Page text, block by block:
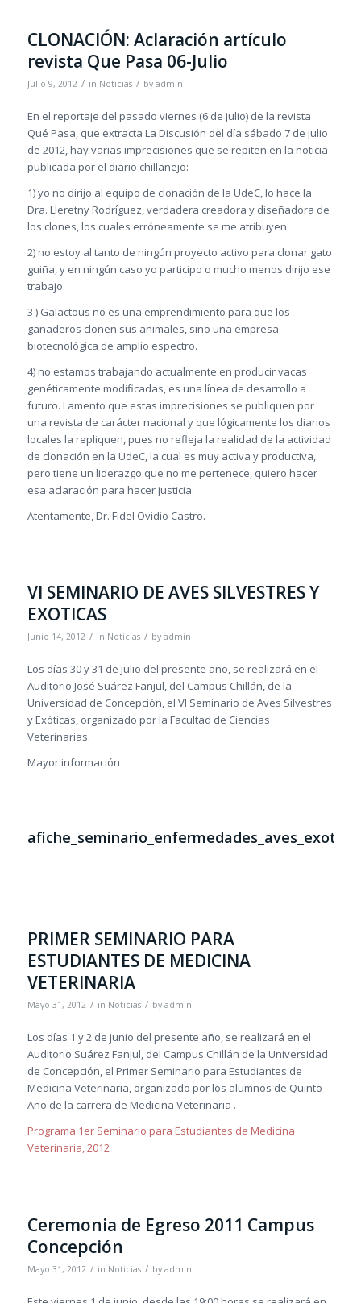
CLONACIÓN: Aclaración artículo
revista Que Pasa 06-Julio
Julio 9, 2012 / in Noticias / by admin
En el reportaje del pasado viernes (6 de julio) de la revista
Qué Pasa, que extracta La Discusión del día sábado 7 de julio
de 2012, hay varias imprecisiones que se repiten en la noticia
publicada por el diario chillanejo:
1) yo no dirijo al equipo de clonación de la UdeC, lo hace la
Dra. Lleretny Rodríguez, verdadera creadora y diseñadora de
los clones, los cuales erróneamente se me atribuyen.
2) no estoy al tanto de ningún proyecto activo para clonar gato
guiña, y en ningún caso yo participo o mucho menos dirijo ese
trabajo.
3 ) Galactous no es una emprendimiento para que los
ganaderos clonen sus animales, sino una empresa
biotecnológica de amplio espectro.
4) no estamos trabajando actualmente en producir vacas
genéticamente modificadas, es una línea de desarrollo a
futuro. Lamento que estas imprecisiones se publiquen por
una revista de carácter nacional y que lógicamente los diarios
locales la repliquen, pues no refleja la realidad de la actividad
de clonación en la UdeC, la cual es muy activa y productiva,
pero tiene un liderazgo que no me pertenece, quiero hacer
esa aclaración para hacer justicia.
Atentamente, Dr. Fidel Ovidio Castro.
VI SEMINARIO DE AVES SILVESTRES Y
EXOTICAS
Junio 14, 2012 / in Noticias / by admin
Los días 30 y 31 de julio del presente año, se realizará en el
Auditorio José Suárez Fanjul, del Campus Chillán, de la
Universidad de Concepción, el VI Seminario de Aves Silvestres
y Exóticas, organizado por la Facultad de Ciencias
Veterinarias.
Mayor información
PRIMER SEMINARIO PARA
ESTUDIANTES DE MEDICINA
VETERINARIA
Mayo 31, 2012 / in Noticias / by admin
Los días 1 y 2 de junio del presente año, se realizará en el
Auditorio Suárez Fanjul, del Campus Chillán de la Universidad
de Concepción, el Primer Seminario para Estudiantes de
Medicina Veterinaria, organizado por los alumnos de Quinto
Año de la carrera de Medicina Veterinaria .
Programa 1er Seminario para Estudiantes de Medicina
Veterinaria, 2012
Ceremonia de Egreso 2011 Campus
Concepción
Mayo 31, 2012 / in Noticias / by admin